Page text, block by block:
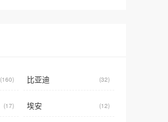
(160) 比亚迪 (32)
(17) 埃安 (12)